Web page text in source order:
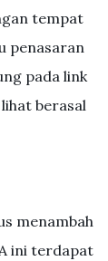
tempat
penasaran
pada link
berasal
menambah
ini terdapat